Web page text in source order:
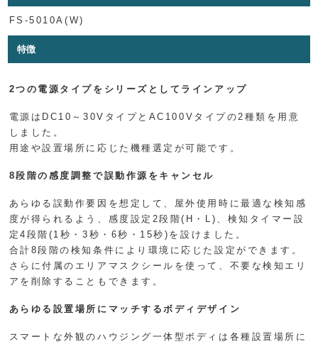
FS-5010A(W)
特徴
2つの電源タイプをシリーズとしてラインアップ
電源はDC10～30VタイプとAC100Vタイプの2種類を用意
しました。
用途や設置場所に応じた機種選定が可能です。
8段階の感度調整で誤動作源をキャンセル
あらゆる誤動作要因を想定して、屋外使用時に最適な検知感
度が得られるよう、感度設定2段階(H・L)、検知タイマー設
定4段階(1秒・3秒・6秒・15秒)を設けました。
合計8段階の検知条件により環境に応じた設定ができます。
さらに付属のエリアマスクシールを使って、不要な検知エリ
アを削除することもできます。
あらゆる設置場所にマッチするボディデザイン
スマートな外観のハウジング一体型ボディは各種設置場所に